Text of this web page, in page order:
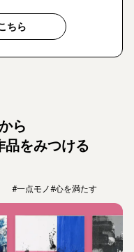
ちら
ら
品をみつける
#一点モノ#心を満たす